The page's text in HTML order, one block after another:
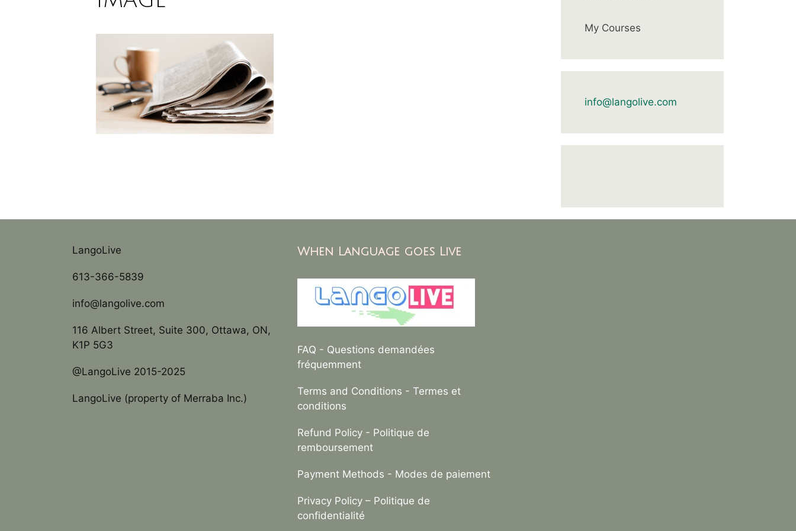
My Courses
info@langolive.com
LangoLive
613-366-5839
info@langolive.com
116 Albert Street, Suite 300, Ottawa, ON,
K1P 5G3
@LangoLive 2015-2025
LangoLive (property of Merraba Inc.)
When Language goes Live
FAQ - Questions demandées
fréquemment
Terms and Conditions - Termes et
conditions
Refund Policy - Politique de
remboursement
Payment Methods - Modes de paiement
Privacy Policy – Politique de
confidentialité